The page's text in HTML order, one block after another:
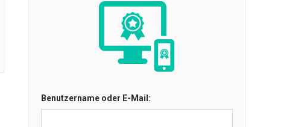
Benutzername oder E-Mail: